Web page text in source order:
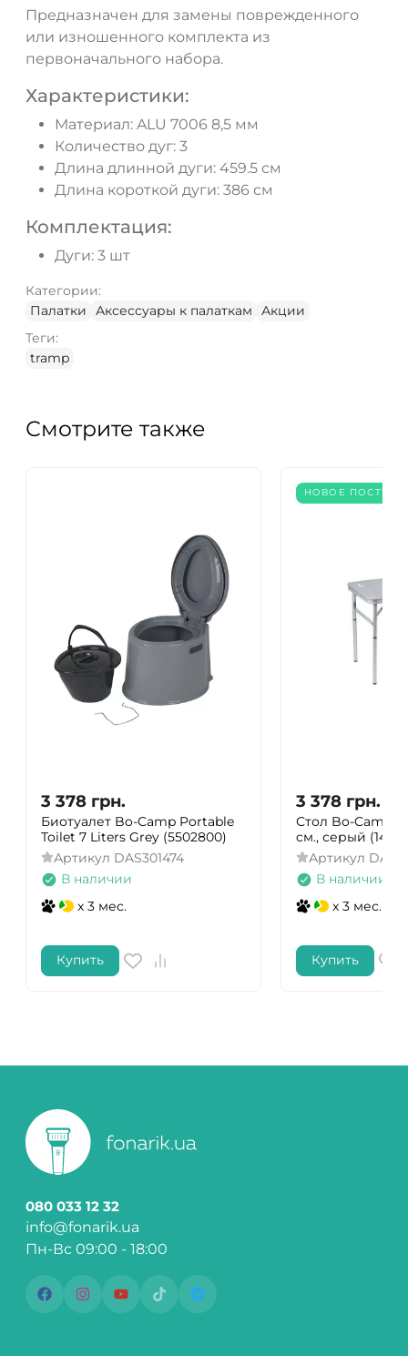
Предназначен для замены поврежденного
или изношенного комплекта из
первоначального набора.
Характеристики:
Материал: ALU 7006 8,5 мм
Количество дуг: 3
Длина длинной дуги: 459.5 см
Длина короткой дуги: 386 см
Комплектация:
Дуги: 3 шт
Категории:
Палатки
Аксессуары к палаткам
Акции
Теги:
tramp
Смотрите также
3 378 грн.
Биотуалет Bo-Camp Portable
Toilet 7 Liters Grey (5502800)
Артикул DAS301474
В наличии
x 3 мес.
Купить
НОВОЕ
3 378 грн.
Стол Bo-Camp
cм., серый
Артикул
В наличии
x 3 мес.
Купить
080 033 12 32
info@fonarik.ua
Пн-Вс 09:00 - 18:00